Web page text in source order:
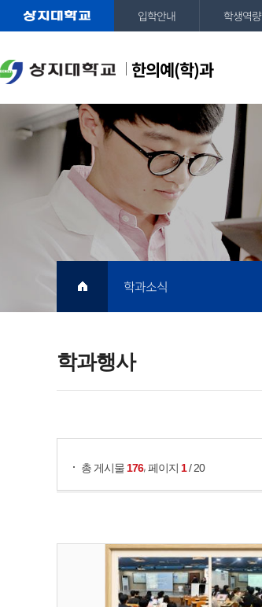
한의예(학)과
입학안내 학생역량
학과행사
학과소식
총 게시물 176,페이지 1/ 20